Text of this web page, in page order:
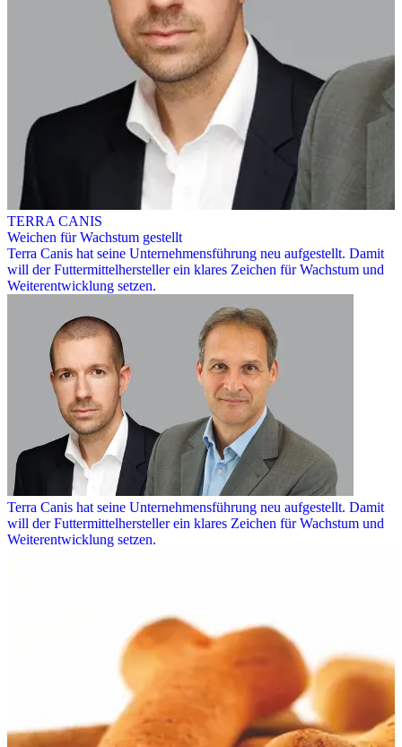
TERRA CANIS
Weichen für Wachstum gestellt
Terra Canis hat seine Unternehmensführung neu aufgestellt. Damit
will der Futtermittelhersteller ein klares Zeichen für Wachstum und
Weiterentwicklung setzen.
Terra Canis hat seine Unternehmensführung neu aufgestellt. Damit
will der Futtermittelhersteller ein klares Zeichen für Wachstum und
Weiterentwicklung setzen.